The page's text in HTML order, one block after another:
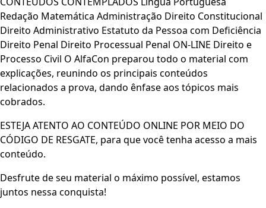
Redação Matemática Administração Direito Constitucional
Direito Administrativo Estatuto da Pessoa com Deficiência
Direito Penal Direito Processual Penal ON-LINE Direito e
Processo Civil O AlfaCon preparou todo o material com
explicações, reunindo os principais conteúdos
relacionados a prova, dando ênfase aos tópicos mais
cobrados.
ESTEJA ATENTO AO CONTEÚDO ONLINE POR MEIO DO
CÓDIGO DE RESGATE, para que você tenha acesso a mais
conteúdo.
Desfrute de seu material o máximo possível, estamos
juntos nessa conquista!